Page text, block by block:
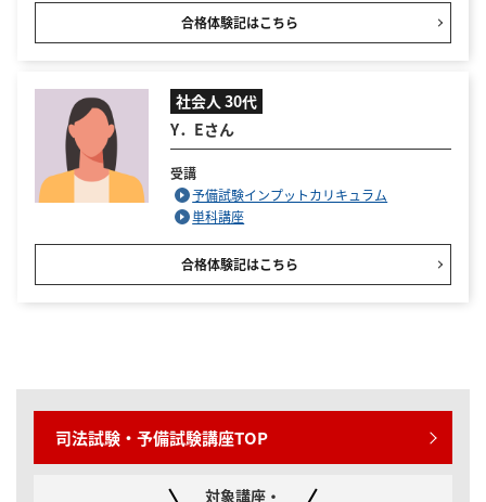
合格体験記はこちら
社会人 30代
Y．Eさん
受講
予備試験インプットカリキュラム
単科講座
合格体験記はこちら
司法試験・予備試験講座TOP
対象講座・